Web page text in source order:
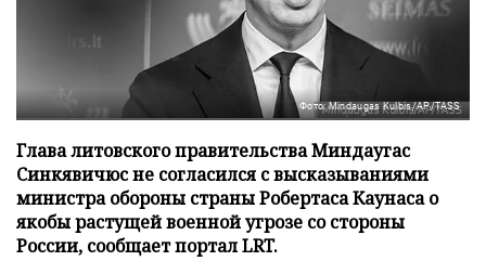
Фото: Mindaugas Kulbis/AP/TASS
Глава литовского правительства Миндаугас
Синкявичюс не согласился с высказываниями
министра обороны страны Робертаса Каунаса о
якобы растущей военной угрозе со стороны
России, сообщает портал LRT.